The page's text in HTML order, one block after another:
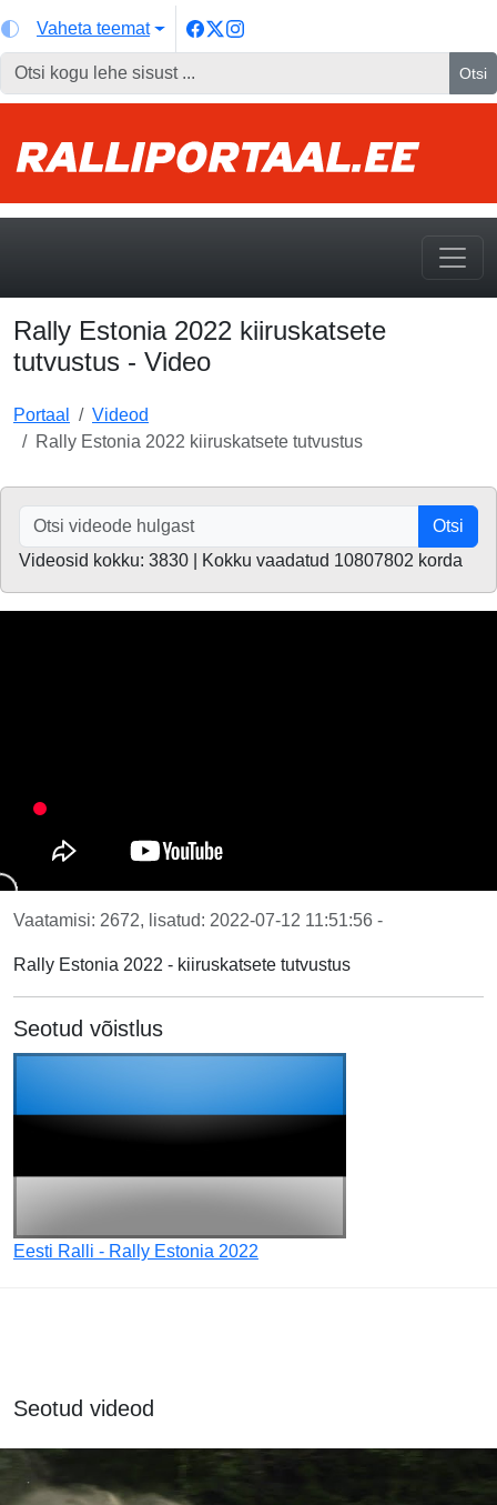
Vaheta teemat
Otsi
Rally Estonia 2022 kiiruskatsete
tutvustus - Video
Portaal
Videod
Rally Estonia 2022 kiiruskatsete tutvustus
Otsi
Videosid kokku: 3830 | Kokku vaadatud 10807802 korda
Vaatamisi: 2672, lisatud: 2022-07-12 11:51:56 -
Rally Estonia 2022 - kiiruskatsete tutvustus
Seotud võistlus
Eesti Ralli - Rally Estonia 2022
Seotud videod